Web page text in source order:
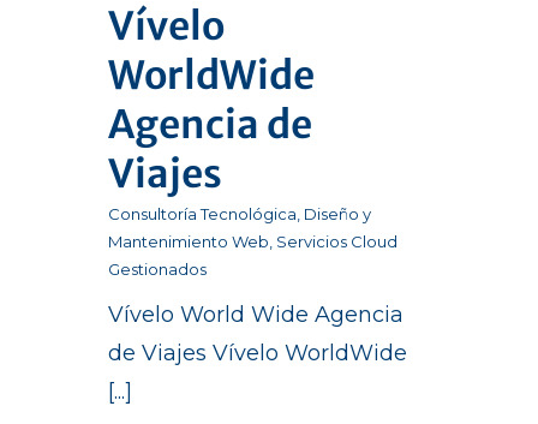
Vívelo
WorldWide
Agencia de
Viajes
Consultoría Tecnológica Diseño y
Mantenimiento Web Servicios Cloud
Gestionados
Vívelo World Wide Agencia
de Viajes Vívelo WorldWide
[...]